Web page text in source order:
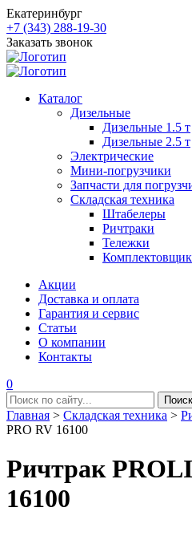
Екатеринбург
+7 (343) 288-19-30
Заказать звонок
Каталог
Дизельные
Дизельные 1.5 т
Дизельные 2.5 т
Электрические
Мини-погрузчики
Запчасти для
Складская техника
Штабелеры
Ричтраки
Тележки
Акции
Доставка и оплата
Гарантия и сервис
Статьи
О компании
Контакты
0
Главная > Складская техника >
PRO RV 16100
Ричтрак
16100